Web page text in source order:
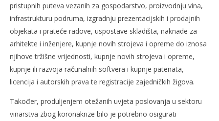
pristupnih puteva vezanih za gospodarstvo, proizvodnju vina,
infrastrukturu podruma, izgradnju prezentacijskih i prodajnih
objekata i prateće radove, uspostave skladišta, naknade za
arhitekte i inženjere, kupnje novih strojeva i opreme do iznosa
njihove tržišne vrijednosti, kupnje novih strojeva i opreme,
kupnje ili razvoja računalnih softvera i kupnje patenata,
licencija i autorskih prava te registracije zajedničkih žigova.
Također, produljenjem otežanih uvjeta poslovanja u sektoru
vinarstva zbog koronakrize bilo je potrebno osigurati